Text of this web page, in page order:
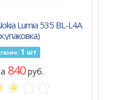
Lumia 535 BL-L4A
1 шт
840руб.